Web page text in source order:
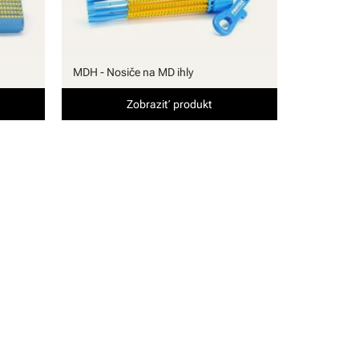
MDH - Nosiče na MD ihly
Zobraziť produkt